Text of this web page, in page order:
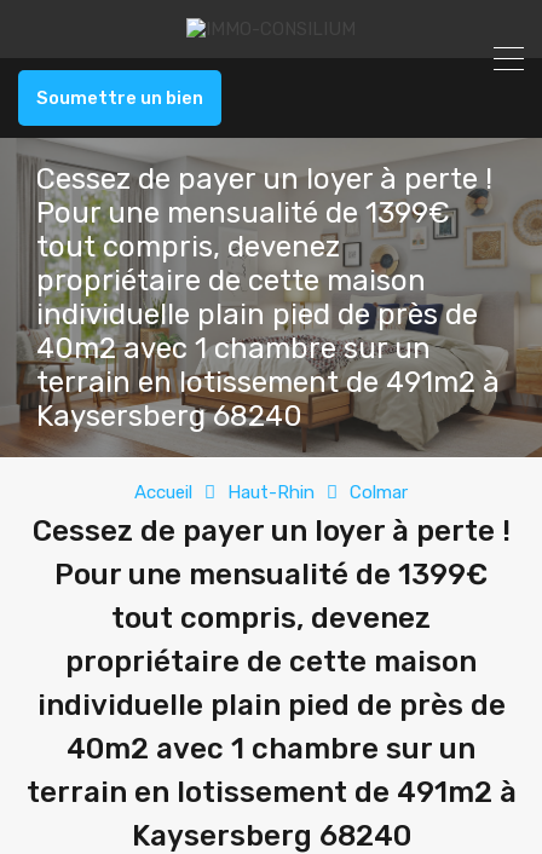
Soumettre un bien
Cessez de payer un loyer à perte !
Pour une mensualité de 1399€
tout compris, devenez
propriétaire de cette maison
individuelle plain pied de près de
40m2 avec 1 chambre sur un
terrain en lotissement de 491m2 à
Kaysersberg 68240
Accueil Haut-Rhin Colmar
Cessez de payer un loyer à perte !
Pour une mensualité de 1399€
tout compris, devenez
propriétaire de cette maison
individuelle plain pied de près de
40m2 avec 1 chambre sur un
terrain en lotissement de 491m2 à
Kaysersberg 68240